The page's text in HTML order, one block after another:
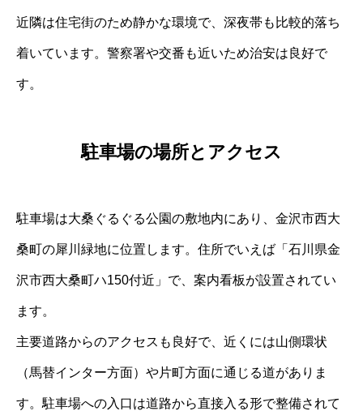
近隣は住宅街のため静かな環境で、深夜帯も比較的落ち
着いています。警察署や交番も近いため治安は良好で
す。
駐車場の場所とアクセス
駐車場は大桑ぐるぐる公園の敷地内にあり、金沢市西大
桑町の犀川緑地に位置します。住所でいえば「石川県金
沢市西大桑町ハ150付近」で、案内看板が設置されてい
ます。
主要道路からのアクセスも良好で、近くには山側環状
（馬替インター方面）や片町方面に通じる道がありま
す。駐車場への入口は道路から直接入る形で整備されて